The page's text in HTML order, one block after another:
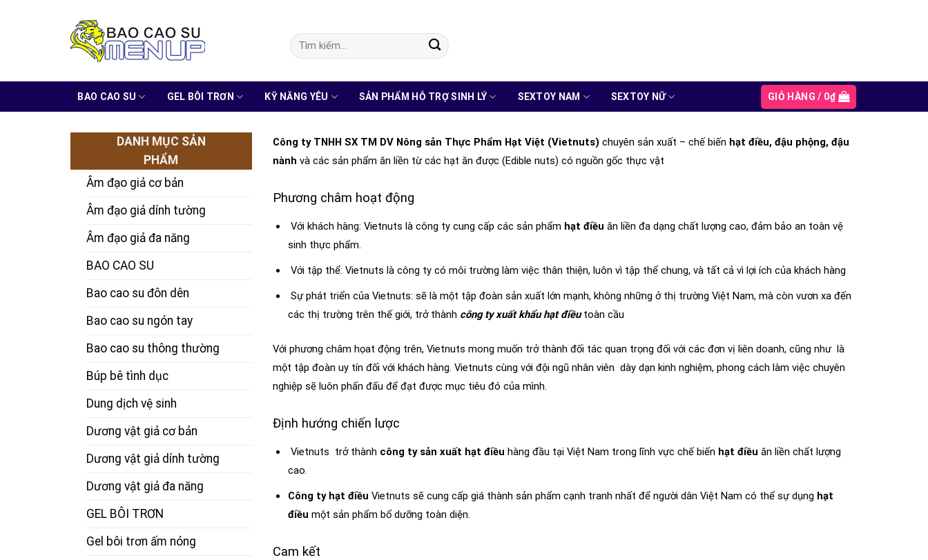
Tìm
kiếm:
BAO CAO SU GEL BÔI TRƠN KỸ NĂNG YÊU SẢN PHẨM HỖ TRỢ SINH LÝ SEXTOY NAM SEXTOY NỮ GIỎ HÀNG / 0₫
DANH MỤC SẢN
PHẨM
Âm đạo giả cơ bản
Âm đạo giả dính tường
Âm đạo giả đa năng
BAO CAO SU
Bao cao su đôn dên
Bao cao su ngón tay
Bao cao su thông thường
Búp bê tình dục
Dung dịch vệ sinh
Dương vật giả cơ bản
Dương vật giả dính tường
Dương vật giả đa năng
GEL BÔI TRƠN
Gel bôi trơn ấm nóng
Công ty TNHH SX TM DV Nông sản Thực Phẩm Hạt Việt (Vietnuts) chuyên sản xuất – chế biến hạt điều, đậu phộng, đậu
nành và các sản phẩm ăn liền từ các hạt ăn được (Edible nuts) có nguồn gốc thực vật
Phương châm hoạt động
Với khách hàng: Vietnuts là công ty cung cấp các sản phẩm hạt điều ăn liền đa dạng chất lượng cao, đảm bảo an toàn vệ
sinh thực phẩm.
Với tập thể: Vietnuts là công ty có môi trường làm việc thân thiện, luôn vì tập thể chung, và tất cả vì lợi ích của khách hàng
Sự phát triển của Vietnuts: sẽ là một tập đoàn sản xuất lớn mạnh, không những ở thị trường Việt Nam, mà còn vươn xa đến
các thị trường trên thế giới, trở thành công ty xuất khẩu hạt điềutoàn cầu
Với phương châm họat động trên, Vietnuts mong muốn trở thành đối tác quan trọng đối với các đơn vị liên doanh, cũng như là
một tập đoàn uy tín đối với khách hàng. Vietnuts cùng với đội ngũ nhân viên dày dạn kinh nghiệm, phong cách làm việc chuyên
nghiệp sẽ luôn phấn đấu để đạt được mục tiêu đó của mình.
Định hướng chiến lược
Vietnuts trở thành công ty sản xuất hạt điều hàng đầu tại Việt Nam trong lĩnh vực chế biến hạt điều ăn liền chất lượng
cao.
Công ty hạt điều Vietnuts sẽ cung cấp giá thành sản phẩm cạnh tranh nhất để người dân Việt Nam có thể sự dụng hạt
điều một sản phẩm bổ dưỡng toàn diện.
Cam kết